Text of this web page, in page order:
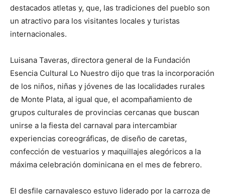
destacados atletas y, que, las tradiciones del pueblo son
un atractivo para los visitantes locales y turistas
internacionales.
Luisana Taveras, directora general de la Fundación
Esencia Cultural Lo Nuestro dijo que tras la incorporación
de los niños, niñas y jóvenes de las localidades rurales
de Monte Plata, al igual que, el acompañamiento de
grupos culturales de provincias cercanas que buscan
unirse a la fiesta del carnaval para intercambiar
experiencias coreográficas, de diseño de caretas,
confección de vestuarios y maquillajes alegóricos a la
máxima celebración dominicana en el mes de febrero.
El desfile carnavalesco estuvo liderado por la carroza de